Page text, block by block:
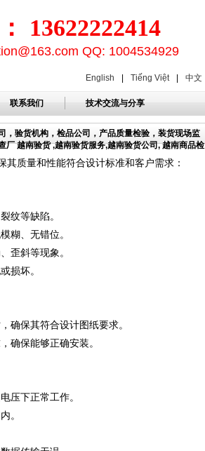
13622222414
QQ: 1004534929
English Tiếng Việt 中文
联系我们 技术交流与分享
，验货机构，检品公司，产品质量检验，装货现场监
越南验货 ,越南验货服务,越南验货公司, 越南商品检
质量和性能符合设计标准和客户需求：
纹等缺陷。
糊、无错位。
歪斜等现象。
损坏。
确保其符合设计图纸要求。
确保能够正确安装。
压下正常工作。
。